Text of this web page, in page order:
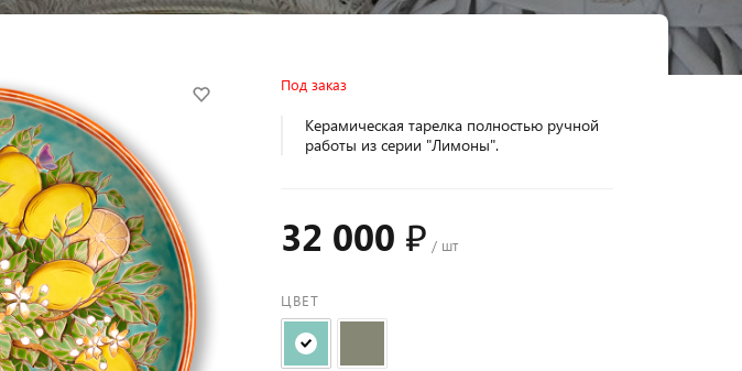
Под заказ
Керамическая тарелка полностью ручной
работы из серии "Лимоны".
32 000 ₽ / шт
ЦВЕТ